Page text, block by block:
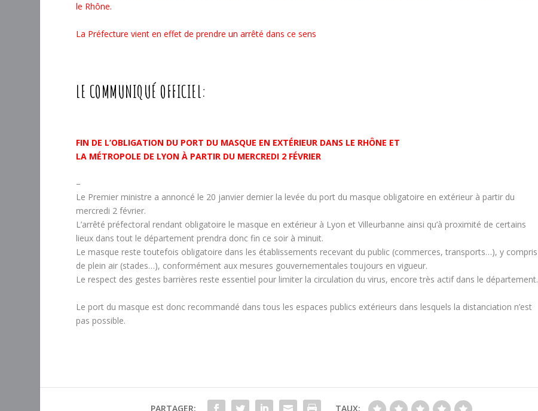
le Rhône.
La Préfecture vient en effet de prendre un arrêté dans ce sens
LE COMMUNIQUÉ OFFICIEL:
FIN DE L’OBLIGATION DU PORT DU MASQUE EN EXTÉRIEUR DANS LE RHÔNE ET
LA MÉTROPOLE DE LYON À PARTIR DU MERCREDI 2 FÉVRIER
–
Le Premier ministre a annoncé le 20 janvier dernier la levée du port du masque obligatoire en extérieur à partir du
mercredi 2 février.
L’arrêté préfectoral rendant obligatoire le masque en extérieur à Lyon et Villeurbanne ainsi qu’à proximité de certains
lieux dans tout le département prendra donc fin ce soir à minuit.
Le masque reste toutefois obligatoire dans les établissements recevant du public (commerces, transports…), y compris
de plein air (stades…), conformément aux mesures gouvernementales toujours en vigueur.
Le respect des gestes barrières reste essentiel pour limiter la circulation du virus, encore très actif dans le département.
Le port du masque est donc recommandé dans tous les espaces publics extérieurs dans lesquels la distanciation n’est
pas possible.
PARTAGER: TAUX: